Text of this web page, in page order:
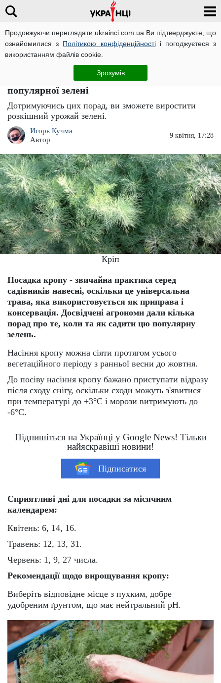
Продовжуючи переглядати ukrainci.com.ua Ви підтверджуєте, що
ознайомилися з Політикою конфіденційностіі погоджуєтеся з
використанням файлів cookie.
Зрозумів
Важливо
Кріп буде пухнастішим за сосну: коли садити
і як виростити ароматний урожай
популярної зелені
Дотримуючись цих порад, ви зможете виростити
розкішний урожай зелені.
Игорь Кучма
Автор
9 квітня, 17:28
Кріп
Посадка кропу - звичайна практика серед
садівників навесні, оскільки це універсальна
трава, яка використовується як приправа і
консервація. Досвідчені агрономи дали кілька
порад про те, коли та як садити цю популярну
зелень.
Насіння кропу можна сіяти протягом усього
вегетаційного періоду з ранньої весни до жовтня.
До посіву насіння кропу бажано приступати відразу
після сходу снігу, оскільки сходи можуть з'явитися
при температурі до +3°С і морози витримують до
-6°С.
Підпишіться на Українці у Google News! Тільки
найяскравіші новини!
Підписатися
Сприятливі дні для посадки за місячним
календарем:
Квітень: 6, 14, 16.
Травень: 12, 13, 31.
Червень: 1, 9, 27 числа.
Рекомендації щодо вирощування кропу:
Виберіть відповідне місце з пухким, добре
удобреним ґрунтом, що має нейтральний pH.